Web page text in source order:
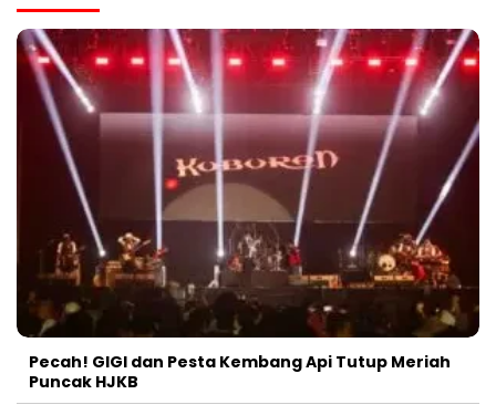
Pecah! GIGI dan Pesta Kembang Api Tutup Meriah
Puncak HJKB